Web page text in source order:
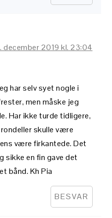
december 2019 kl. 23:04
har selv syet nogle i
men måske jeg
Har ikke turde tidligere,
skulle være
være firkantede. Det
sikke en fin gave det
bånd. Kh Pia
BESVAR